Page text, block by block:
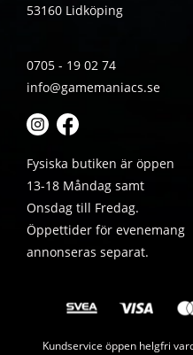
53160 Lidköping
0705 - 19 02 74
info@gamemaniacs.se
Fysiska butiken är öppen
13-18 Måndag samt
Onsdag till Fredag.
Öppettider för evenemang
annonseras separat.
Kundservice öppen helgfri